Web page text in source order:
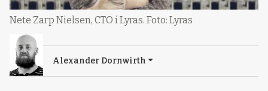
Nete Zarp Nielsen, CTO i Lyras. Foto: Lyras
Alexander Dornwirth